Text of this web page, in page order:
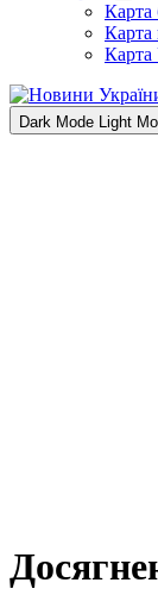
Карта
Карта
Карта
Dark Mode Light